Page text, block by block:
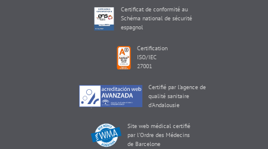
Certificat de conformité au
Schéma national de sécurité
espagnol
Certification
ISO/IEC
27001
Certifié par l'agence de
qualité sanitaire
d'Andalousie
Site web médical certifié
par l'Ordre des Médecins
de Barcelone